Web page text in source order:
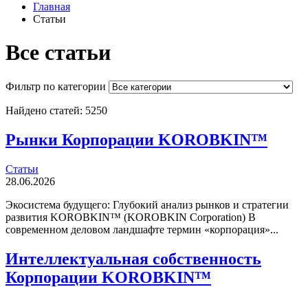
Главная
Статьи
Все статьи
Фильтр по категории
Найдено статей: 5250
Рынки Корпорации KOROBKIN™
Статьи
28.06.2026
Экосистема будущего: Глубокий анализ рынков и стратегии
развития KOROBKIN™ (KOROBKIN Corporation) В
современном деловом ландшафте термин «корпорация»...
Интеллектуальная собственность
Корпорации KOROBKIN™